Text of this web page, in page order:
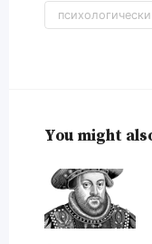
You might